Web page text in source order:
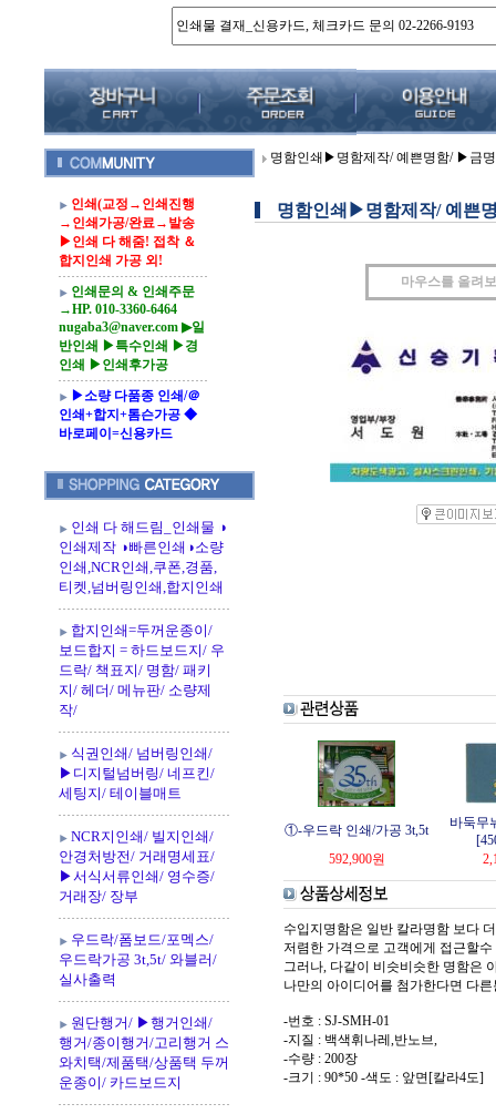
인쇄(교정→인쇄진행
→인쇄가공/완료→발송
▶인쇄 다 해줌! 접착 ＆
합지인쇄 가공 외!
인쇄문의 & 인쇄주문
→HP. 010-3360-6464
nugaba3@naver.com ▶일
반인쇄 ▶특수인쇄 ▶경
인쇄 ▶인쇄후가공
▶소량 다품종 인쇄/＠
인쇄+합지+톰슨가공 ◆
바로페이=신용카드
인쇄 다 해드림_인쇄물 ◑
인쇄제작 ◑빠른인쇄◑소량
인쇄,NCR인쇄,쿠폰,경품,
티켓,넘버링인쇄,합지인쇄
합지인쇄=두꺼운종이/
보드합지 = 하드보드지/ 우
드락/ 책표지/ 명함/ 패키
지/ 헤더/ 메뉴판/ 소량제
작/
식권인쇄/ 넘버링인쇄/
▶디지털넘버링/ 네프킨/
세팅지/ 테이블매트
NCR지인쇄/ 빌지인쇄/
안경처방전/ 거래명세표/
▶서식서류인쇄/ 영수증/
거래장/ 장부
우드락/폼보드/포멕스/
우드락가공 3t,5t/ 와블러/
실사출력
원단행거/ ▶행거인쇄/
행거/종이행거/고리행거 스
와치택/제품택/상품택 두꺼
운종이/ 카드보드지
명함인쇄▶명함제작/ 예쁜명함/ ▶금
명함인쇄▶명함제작/ 예쁜
마우스를 올려
①-우드락 인쇄/가공 3t,5t
바둑무
592,900원
수입지명함은 일반 칼라명함 보다
저렴한 가격으로 고객에게 접근할
그러나, 다같이 비슷비슷한 명함은
나만의 아이디어를 첨가한다면 다
-번호 : SJ-SMH-01
-지질 : 백색휘나레,반노브,
-수량 : 200장
-크기 : 90*50 -색도 : 앞면[칼라4도]